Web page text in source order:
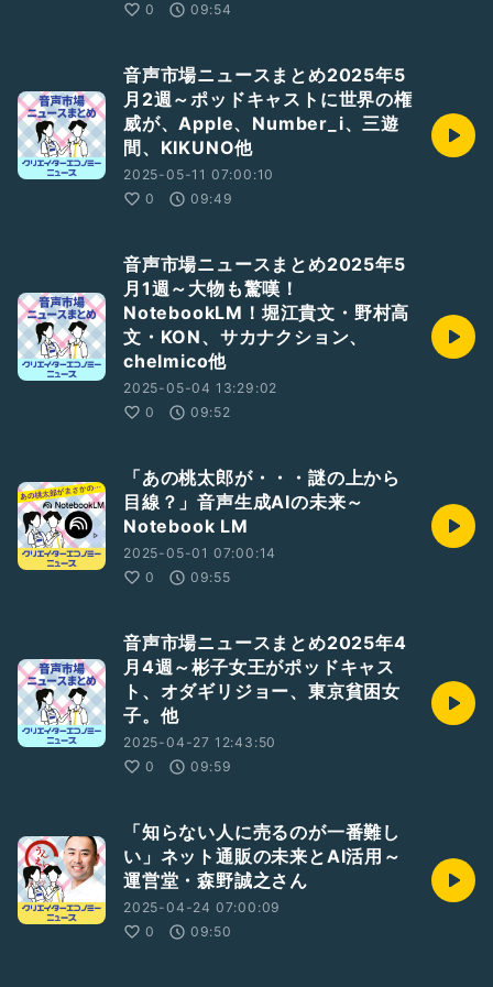
0
09:54
音声市場ニュースまとめ2025年5
月2週～ポッドキャストに世界の権
威が、Apple、Number_i、三遊
間、KIKUNO他
2025-05-11 07:00:10
0
09:49
音声市場ニュースまとめ2025年5
月1週～大物も驚嘆！
NotebookLM！堀江貴文・野村高
文・KON、サカナクション、
chelmico他
2025-05-04 13:29:02
0
09:52
「あの桃太郎が・・・謎の上から
目線？」音声生成AIの未来～
Notebook LM
2025-05-01 07:00:14
0
09:55
音声市場ニュースまとめ2025年4
月4週～彬子女王がポッドキャス
ト、オダギリジョー、東京貧困女
子。他
2025-04-27 12:43:50
0
09:59
「知らない人に売るのが一番難し
い」ネット通販の未来とAI活用～
運営堂・森野誠之さん
2025-04-24 07:00:09
0
09:50